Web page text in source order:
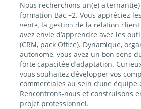
Nous recherchons un(e)
formation Bac +2. Vous appréciez
vente, la gestion de la relation client
avez envie d’apprendre avec les
(CRM, pack Office). Dynamique,
autonome, vous avez un bon sens
forte capacitée d’adaptation.
vous souhaitez développer vos
commerciales au sein d’une équipe
Rencontrons-nous et construisons
projet professionnel.